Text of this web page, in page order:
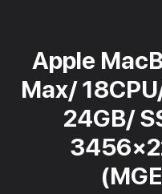
Apple
Max/
24GB/